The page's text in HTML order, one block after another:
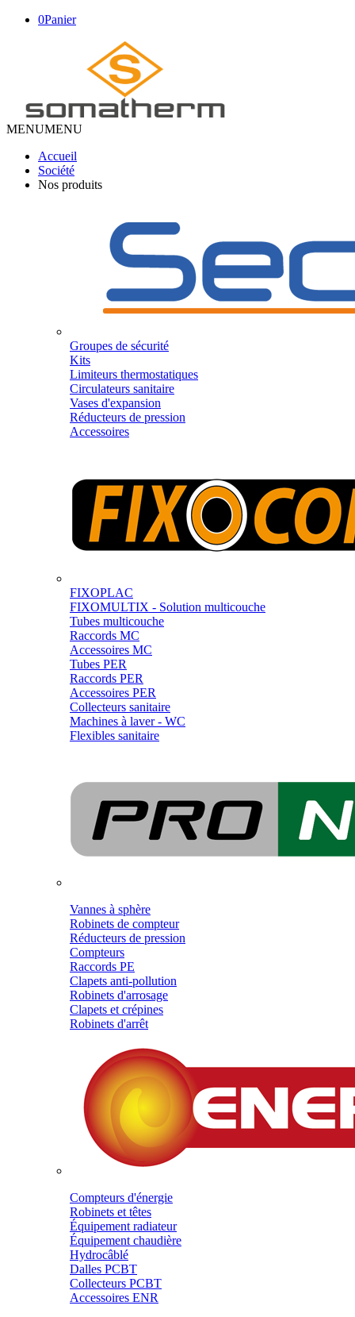
0Panier
MENUMENU
Accueil
Société
Nos produits
Groupes de sécurité
Kits
Limiteurs thermostatiques
Circulateurs sanitaire
Vases d'expansion
Réducteurs de pression
Accessoires
FIXOPLAC
FIXOMULTIX - Solution multicouche
Tubes multicouche
Raccords MC
Accessoires MC
Tubes PER
Raccords PER
Accessoires PER
Collecteurs sanitaire
Machines à laver - WC
Flexibles sanitaire
Vannes à sphère
Robinets de compteur
Réducteurs de pression
Compteurs
Raccords PE
Clapets anti-pollution
Robinets d'arrosage
Clapets et crépines
Robinets d'arrêt
Compteurs d'énergie
Robinets et têtes
Équipement radiateur
Équipement chaudière
Hydrocâblé
Dalles PCBT
Collecteurs PCBT
Accessoires ENR